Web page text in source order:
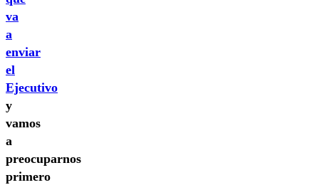
va
a
enviar
el
Ejecutivo
y
vamos
a
preocuparnos
primero